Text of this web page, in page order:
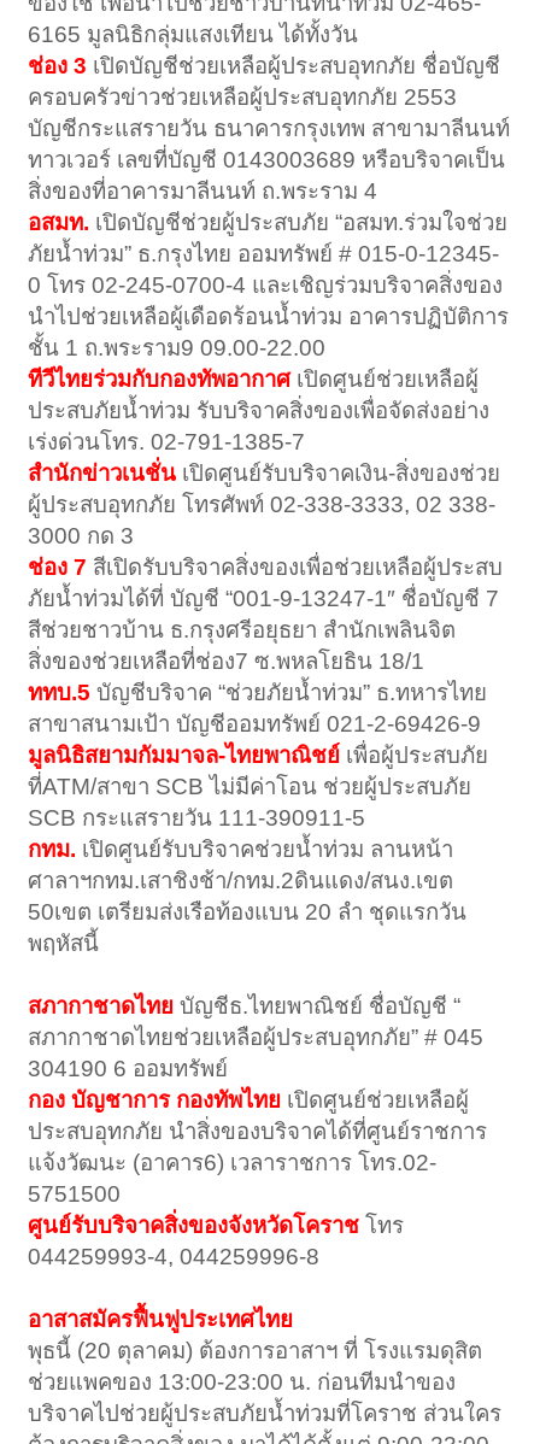
6165 มูลนิธิกลุ่มแสงเทียน ได้ทั้งวัน
ช่อง 3 เปิดบัญชีช่วยเหลือผู้ประสบอุทกภัย ชื่อบัญชี
ครอบครัวข่าวช่วยเหลือผู้ประสบอุทกภัย 2553
บัญชีกระแสรายวัน ธนาคารกรุงเทพ สาขามาลีนนท์
ทาวเวอร์ เลขที่บัญชี 0143003689 หรือบริจาคเป็น
สิ่งของที่อาคารมาลีนนท์ ถ.พระราม 4
อสมท. เปิดบัญชีช่วยผู้ประสบภัย “อสมท.ร่วมใจช่วย
ภัยน้ำท่วม” ธ.กรุงไทย ออมทรัพย์ # 015-0-12345-
0 โทร 02-245-0700-4 และเชิญร่วมบริจาคสิ่งของ
นำไปช่วยเหลือผู้เดือดร้อนน้ำท่วม อาคารปฏิบัติการ
ชั้น 1 ถ.พระราม9 09.00-22.00
ทีวีไทยร่วมกับกองทัพอากาศเปิดศูนย์ช่วยเหลือผู้
ประสบภัยน้ำท่วม รับบริจาคสิ่งของเพื่อจัดส่งอย่าง
เร่งด่วนโทร. 02-791-1385-7
สำนักข่าวเนชั่น เปิดศูนย์รับบริจาคเงิน-สิ่งของช่วย
ผู้ประสบอุทกภัย โทรศัพท์ 02-338-3333, 02 338-
3000 กด 3
ช่อง 7 สีเปิดรับบริจาคสิ่งของเพื่อช่วยเหลือผู้ประสบ
ภัยนํ้าท่วมได้ที่ บัญชี “001-9-13247-1″ ชื่อบัญชี 7
สีช่วยชาวบ้าน ธ.กรุงศรีอยุธยา สำนักเพลินจิต
สิ่งของช่วยเหลือที่ช่อง7 ซ.พหลโยธิน 18/1
ททบ.5 บัญชีบริจาค “ช่วยภัยน้ำท่วม” ธ.ทหารไทย
สาขาสนามเป้า บัญชีออมทรัพย์ 021-2-69426-9
มูลนิธิสยามกัมมาจล-ไทยพาณิชย์ เพื่อผู้ประสบภัย
ที่ATM/สาขา SCB ไม่มีค่าโอน ช่วยผู้ประสบภัย
SCB กระแสรายวัน 111-390911-5
กทม. เปิดศูนย์รับบริจาคช่วยน้ำท่วม ลานหน้า
ศาลาฯกทม.เสาชิงช้า/กทม.2ดินแดง/สนง.เขต
50เขต เตรียมส่งเรือท้องแบน 20 ลำ ชุดแรกวัน
พฤหัสนี้
สภากาชาดไทย บัญชีธ.ไทยพาณิชย์ ชื่อบัญชี “
สภากาชาดไทยช่วยเหลือผู้ประสบอุทกภัย” # 045
304190 6 ออมทรัพย์
กอง บัญชาการ กองทัพไทย เปิดศูนย์ช่วยเหลือผู้
ประสบอุทกภัย นำสิ่งของบริจาคได้ที่ศูนย์ราชการ
แจ้งวัฒนะ (อาคาร6) เวลาราชการ โทร.02-
5751500
ศูนย์รับบริจาคสิ่งของจังหวัดโคราช โทร
044259993-4, 044259996-8
อาสาสมัครฟื้นฟูประเทศไทย
พุธนี้ (20 ตุลาคม) ต้องการอาสาฯ ที่ โรงแรมดุสิต
ช่วยแพคของ 13:00-23:00 น. ก่อนทีมนำของ
บริจาคไปช่วยผู้ประสบภัยน้ำท่วมที่โคราช ส่วนใคร